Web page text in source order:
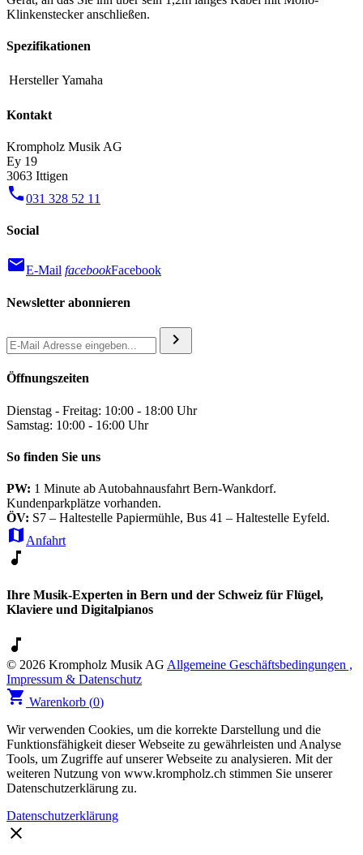
Klinkenstecker anschließen.
Spezifikationen
Hersteller Yamaha
Kontakt
Krompholz Musik AG
Ey 19
3063 Ittigen
phone031 328 52 11
Social
mailE-Mail facebookFacebook
Newsletter abonnieren
chevron_right
Öffnungszeiten
Dienstag - Freitag: 10:00 - 18:00 Uhr
Samstag: 10:00 - 16:00 Uhr
So finden Sie uns
PW: 1 Minute ab Autobahnausfahrt Bern-Wankdorf.
Kundenparkplätze vorhanden.
ÖV: S7 – Haltestelle Papiermühle, Bus 41 – Haltestelle Eyfeld.
map Anfahrt
music_note
Ihre Musik-Experten in Bern und der Schweiz für Flügel,
Klaviere und Digitalpianos
music_note
© 2026 Krompholz Musik AG Allgemeine Geschäftsbedingungen ,
Impressum & Datenschutz
shopping_cart Warenkorb (0)
Wir verwenden Cookies, um die korrekte Darstellung und die
Funktionsfähigkeit dieser Webseite zu gewährleisten und Analyse
Tools, um Zugriffe auf unserer Webseite zu analysieren. Mit der
weiteren Nutzung von www.krompholz.ch stimmen Sie unserer
Datenschutzerklärung zu.
Datenschutzerklärung
clear